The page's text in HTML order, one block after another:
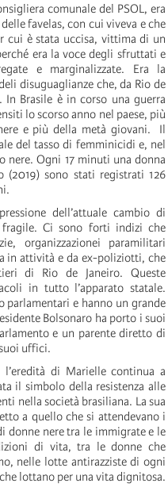
comunale del PSOL, era
favelas, con cui viveva e che
cui è stata uccisa, vittima di un
era la voce degli sfruttati e
e marginalizzate. Era la
disuguaglianze che, da Rio de
Brasile è in corso una guerra
lo scorso anno nel paese, più
e più della metà giovani. Il
del tasso di femminicidi e, nel
nere. Ogni 17 minuti una donna
(2019) sono stati registrati 126
dell’attuale cambio di
Ci sono forti indizi che
organizzazionei paramilitari
in attività e da ex-poliziotti, che
di Rio de Janeiro. Queste
in tutto l’apparato statale.
parlamentari e hanno un grande
Bolsonaro ha porto i suoi
e un parente diretto di
uffici.
di Marielle continua a
il simbolo della resistenza alle
nella società brasiliana. La sua
a quello che si attendevano i
donne nere tra le immigrate e le
di vita, tra le donne che
nelle lotte antirazziste di ogni
lottano per una vita dignitosa.